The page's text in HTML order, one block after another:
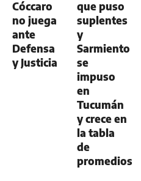
Cóccaro
no juega
ante
Defensa
y Justicia
que puso
suplentes
y
Sarmiento
se
impuso
en
Tucumán
y crece en
la tabla
de
promedios